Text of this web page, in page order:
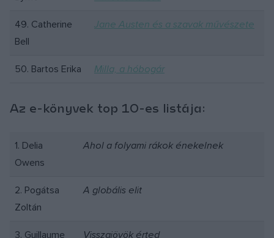
49. Catherine
Bell
Jane Austen és a szavak művészete
50. Bartos Erika Milla, a hóbogár
Az e-könyvek top 10-es listája:
1. Delia
Owens
Ahol a folyami rákok énekelnek
2. Pogátsa
Zoltán
A globális elit
3. Guillaume
Visszajövök érted